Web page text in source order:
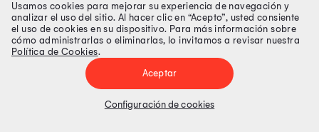
Tienda 100% Segura
Tiendas Peruanas S.A. R.U.C. Nº 20493020618. Todos los derechos
Precios disponibles solo en www.oechsle.pe. Precios online publicados
Usamos cookies para mejorar su experiencia de navegación y
analizar el uso del sitio. Al hacer clic en “Acepto”, usted consiente
el uso de cookies en su dispositivo. Para más información sobre
cómo administrarlas o eliminarlas, lo invitamos a revisar nuestra
Política de Cookies.
Aceptar
Configuración de cookies